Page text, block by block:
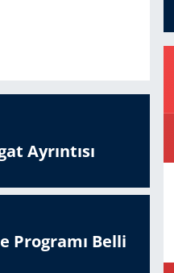
Ayrıntısı
Programı Belli